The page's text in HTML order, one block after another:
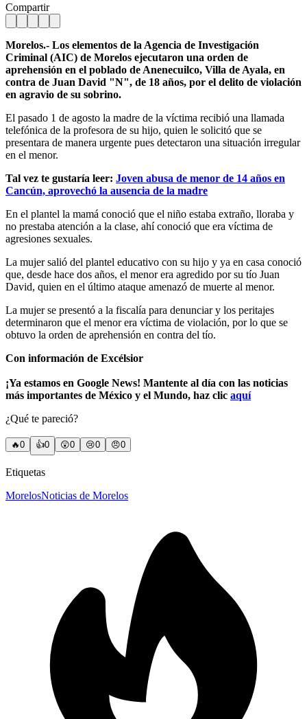
Compartir
Morelos.- Los elementos de la Agencia de Investigación
Criminal (AIC) de Morelos ejecutaron una orden de
aprehensión en el poblado de Anenecuilco, Villa de Ayala, en
contra de Juan David "N", de 18 años, por el delito de violación
en agravio de su sobrino.
El pasado 1 de agosto la madre de la víctima recibió una llamada
telefónica de la profesora de su hijo, quien le solicitó que se
presentara de manera urgente pues detectaron una situación irregular
en el menor.
Tal vez te gustaría leer: Joven abusa de menor de 14 años en
Cancún, aprovechó la ausencia de la madre
En el plantel la mamá conoció que el niño estaba extraño, lloraba y
no prestaba atención a la clase, ahí conoció que era víctima de
agresiones sexuales.
La mujer salió del plantel educativo con su hijo y ya en casa conoció
que, desde hace dos años, el menor era agredido por su tío Juan
David, quien en el último ataque amenazó de muerte al menor.
La mujer se presentó a la fiscalía para denunciar y los peritajes
determinaron que el menor era víctima de violación, por lo que se
obtuvo la orden de aprehensión en contra del tío.
Con información de Excélsior
¡Ya estamos en Google News! Mantente al día con las noticias
más importantes de México y el Mundo, haz clic aquí
¿Qué te pareció?
🔥0 👍0 😲0 😢0 😠0
Etiquetas
MorelosNoticias de Morelos